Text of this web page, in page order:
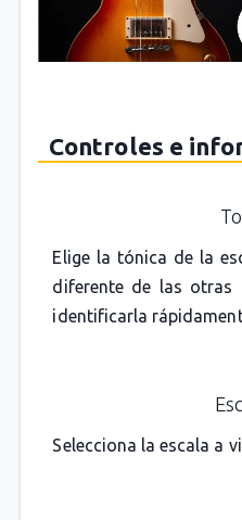
Controles e
Elige la tónica de la
diferente de las otras
identificarla
Selecciona la escala a